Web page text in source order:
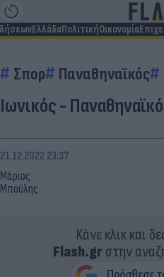
ΕλλάδαΠολιτικήΟικονομία
Σπορ Παναθηναϊκός
Ιωνικός -
Μάριος
Μπούλης
21.12.2022 23:37
Κάνε κλικ και
Flash.grστην